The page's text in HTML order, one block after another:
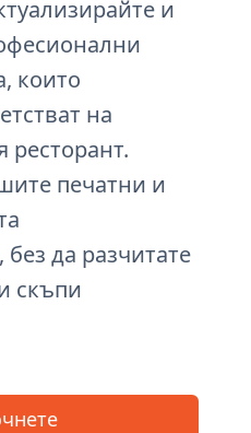
и
които
на
печатни и
да разчитате
скъпи